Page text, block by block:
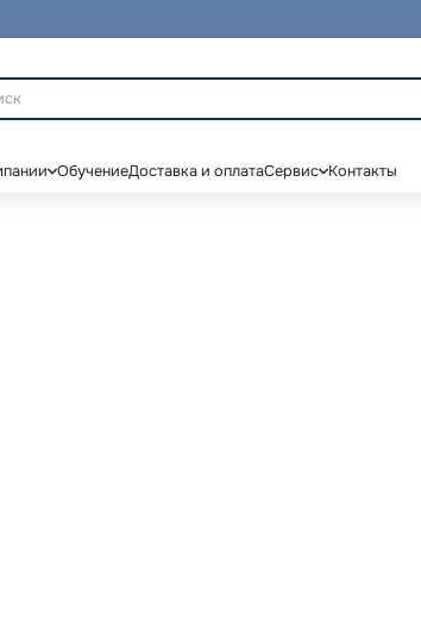
ОбучениеДоставка и оплатаСервис Контакты